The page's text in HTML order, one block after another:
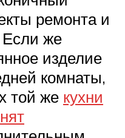
ремонта и
Если же
изделие
комнаты,
той же кухни